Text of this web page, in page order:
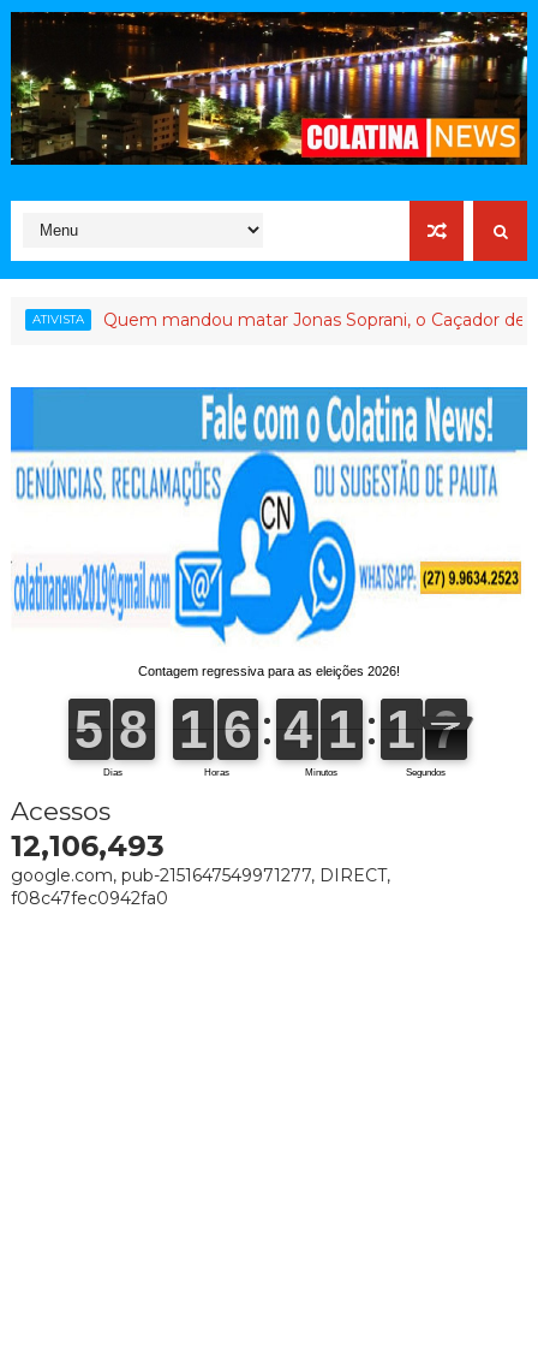
Quem mandou matar Jonas Soprani, o Caçador de
Acessos
12,106,493
google.com, pub-2151647549971277, DIRECT,
f08c47fec0942fa0